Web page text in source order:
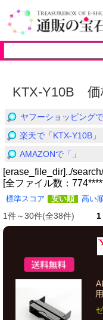
KTX-Y10B 価
ヤフーショッピングで
楽天で「KTX-Y10B」
AMAZONで「」
[erase_file_dir]../
[全ファイル数：
標準スコア 安い順 高い
1件～30件(全38件) 1